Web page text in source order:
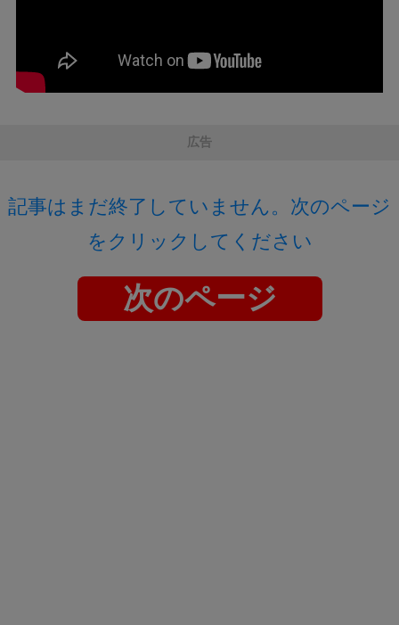
広告
記事はまだ終了していません。次のページ
をクリックしてください
次のページ